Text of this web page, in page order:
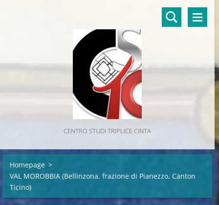
CENTRO STUDI TRIPLICE CINTA
Homepage >
VAL MOROBBIA (Bellinzona, frazione di Pianezzo, Canton
Ticino)